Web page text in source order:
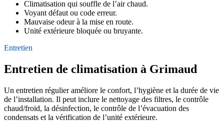
Climatisation qui souffle de l’air chaud.
Voyant défaut ou code erreur.
Mauvaise odeur à la mise en route.
Unité extérieure bloquée ou bruyante.
Entretien
Entretien de climatisation à Grimaud
Un entretien régulier améliore le confort, l’hygiène et la durée de vie
de l’installation. Il peut inclure le nettoyage des filtres, le contrôle
chaud/froid, la désinfection, le contrôle de l’évacuation des
condensats et la vérification de l’unité extérieure.